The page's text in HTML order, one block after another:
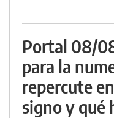
Portal 08/
para la
repercute
signo y qué